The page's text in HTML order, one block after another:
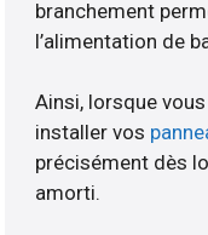
branchement
l’alimentation de
Ainsi, lorsque
installer vos
précisément dès
amorti.